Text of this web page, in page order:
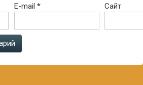
E-mail * Сайт